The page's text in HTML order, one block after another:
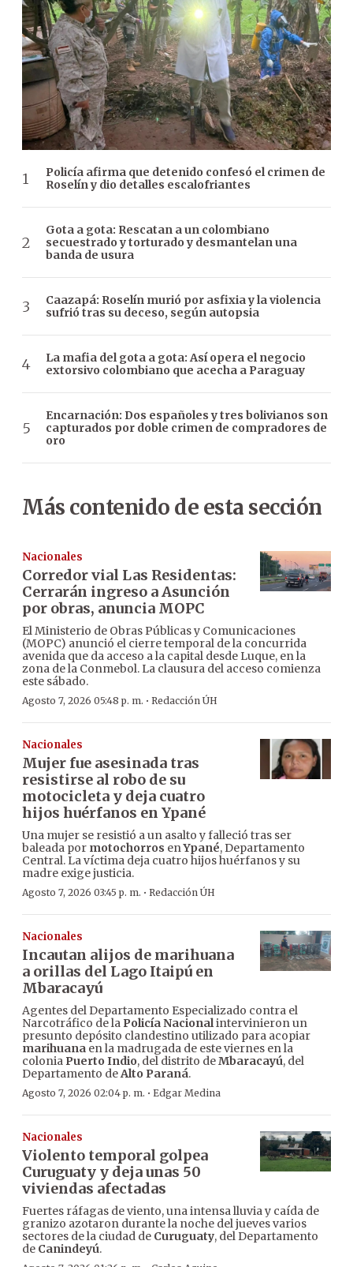
Policía afirma que detenido confesó el crimen de
Roselín y dio detalles escalofriantes
Gota a gota: Rescatan a un colombiano
secuestrado y torturado y desmantelan una
banda de usura
Caazapá: Roselín murió por asfixia y la violencia
sufrió tras su deceso, según autopsia
La mafia del gota a gota: Así opera el negocio
extorsivo colombiano que acecha a Paraguay
Encarnación: Dos españoles y tres bolivianos son
capturados por doble crimen de compradores de
oro
Más contenido de esta sección
Nacionales
Corredor vial Las Residentas:
Cerrarán ingreso a Asunción
por obras, anuncia MOPC
El Ministerio de Obras Públicas y Comunicaciones
(MOPC) anunció el cierre temporal de la concurrida
avenida que da acceso a la capital desde Luque, en la
zona de la Conmebol. La clausura del acceso comienza
este sábado.
Agosto 7, 2026 05:48 p. m. · Redacción ÚH
Nacionales
Mujer fue asesinada tras
resistirse al robo de su
motocicleta y deja cuatro
hijos huérfanos en Ypané
Una mujer se resistió a un asalto y falleció tras ser
baleada por motochorros enYpané, Departamento
Central. La víctima deja cuatro hijos huérfanos y su
madre exige justicia.
Agosto 7, 2026 03:45 p. m. · Redacción ÚH
Nacionales
Incautan alijos de marihuana
a orillas del Lago Itaipú en
Mbaracayú
Agentes del Departamento Especializado contra el
Narcotráfico de la Policía Nacionalintervinieron un
presunto depósito clandestino utilizado para acopiar
marihuana en la madrugada de este viernes en la
colonia Puerto Indio, del distrito deMbaracayú, del
Departamento deAlto Paraná.
Agosto 7, 2026 02:04 p. m. · Edgar Medina
Nacionales
Violento temporal golpea
Curuguaty y deja unas 50
viviendas afectadas
Fuertes ráfagas de viento, una intensa lluvia y caída de
granizo azotaron durante la noche del jueves varios
sectores de la ciudad de Curuguaty, del Departamento
de Canindeyú.